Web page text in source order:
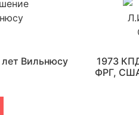
Вильнюсу
1973
ФРГ,